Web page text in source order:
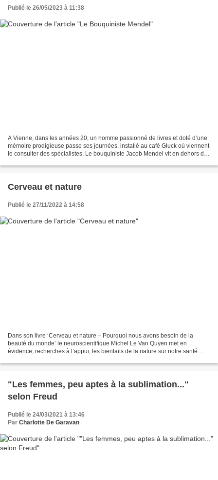
Publié le 26/05/2023 à 11:38
A Vienne, dans les années 20, un homme passionné de livres et doté d’une
mémoire prodigieuse passe ses journées, installé au café Gluck où viennent
le consulter des spécialistes. Le bouquiniste Jacob Mendel vit en dehors du
Cerveau et nature
Publié le 27/11/2022 à 14:58
Dans son livre ‘Cerveau et nature – Pourquoi nous avons besoin de la
beauté du monde’ le neuroscientifique Michel Le Van Quyen met en
évidence, recherches à l’appui, les bienfaits de la nature sur notre santé
"Les femmes, peu aptes à la sublimation..."
selon Freud
Publié le 24/03/2021 à 13:46
Par Charlotte De Garavan